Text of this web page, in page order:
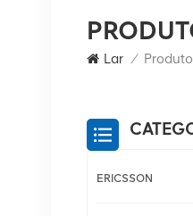
Lar /
ERICSSON